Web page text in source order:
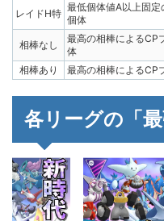
レイドH特
最低個体値A以上固
個体
相棒なし
最高の相棒によるCP
体
相棒あり
最高の相棒によるCP
各リーグの「